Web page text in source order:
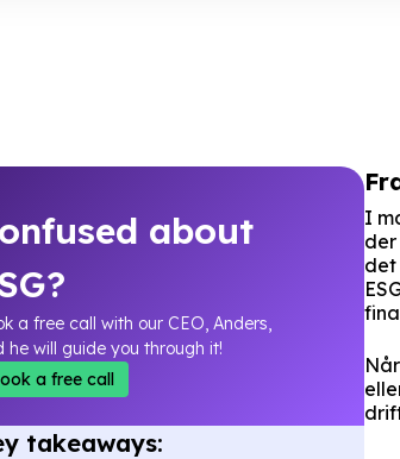
about
a free call with our CEO, Anders,
he will guide you through it!
a free call
takeaways:
I
der
det